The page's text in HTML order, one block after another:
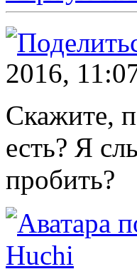
2016,
Скажите,
есть? Я
пробить?
Huchi